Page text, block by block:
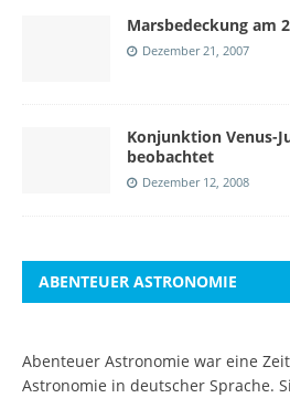
Marsbedeckung am
Dezember 21, 2007
Konjunktion Venus-
beobachtet
Dezember 12, 2008
ABENTEUER ASTRONOMIE
Abenteuer Astronomie war eine
Astronomie in deutscher Sprache.